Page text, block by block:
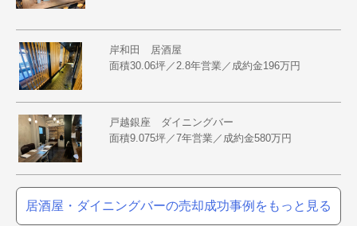
岸和田 居酒屋
面積30.06坪／2.8年営業／成約金196万円
戸越銀座 ダイニングバー
面積9.075坪／7年営業／成約金580万円
居酒屋・ダイニングバーの売却成功事例をもっと見る